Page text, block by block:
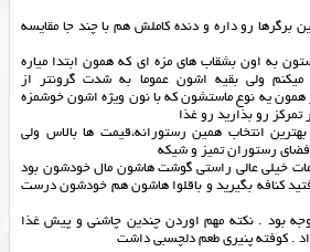
برگرها رو داره و دنده کاملش هم با چند جا مقایسه
به اون بشقاب های مزه ای که همون ابتدا میاره
ولی بقیه اشون عموما به شدت گرونتر از
یه نوع ماستشون که با نون ویژه اشون خوشمزه
رو بذارید رو غذا
انتخاب همین رستورانه،قیمت ها بالاس ولی
رستوران تمیز و شیکه
خیلی عالی راستی گوشت هاشون مال خودشون بود
کنافه بگیرید و باقلوا هاشون هم خودشون درست
بود . نکته مهم اوردن چندین چاشنی و پیش غذا
. کوفته پنیری طعم دلچسبی داشت